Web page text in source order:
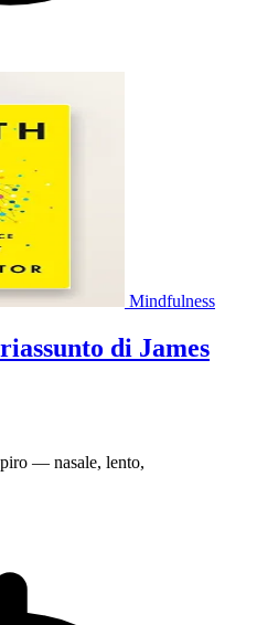
Mindfulness
di James
— nasale, lento,